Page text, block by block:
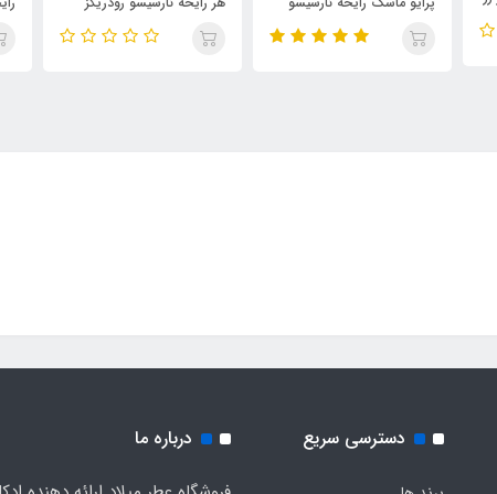
صورتی ، Rodriguez for Her
دسترسی سریع درباره ما